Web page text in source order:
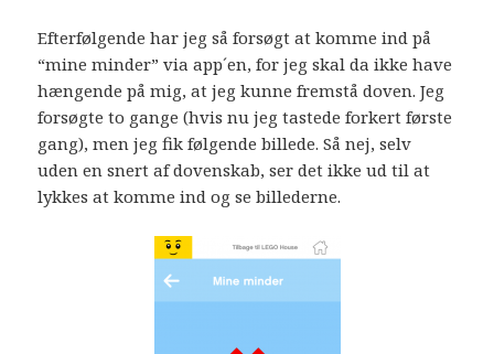
Efterfølgende har jeg så forsøgt at komme ind på
“mine minder” via app´en, for jeg skal da ikke have
hængende på mig, at jeg kunne fremstå doven. Jeg
forsøgte to gange (hvis nu jeg tastede forkert første
gang), men jeg fik følgende billede. Så nej, selv
uden en snert af dovenskab, ser det ikke ud til at
lykkes at komme ind og se billederne.